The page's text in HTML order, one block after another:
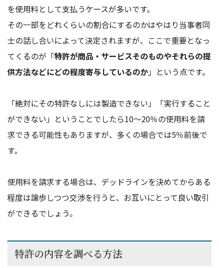
を使用料として支払うケースが多いです。
その一部をどれくらいの割合にするのかはやはり当事者同
士の話し合いによって決定されますが、ここで重要となっ
てくるのが「特許が商品・サービスそのものやそれらの提
供方法などにどの程度寄与しているのか」という点です。
「絶対にその特許なしには製造できない」「実行すること
ができない」ということでしたら10～20％の使用料を請
求できる可能性もありますが、多くの場合では5％前後で
す。
使用料を請求する場合は、デッドラインを決めてからある
程度は譲歩しつつ交渉を行うと、お互いにとって良い取引
ができるでしょう。
特許の内容を調べる方法